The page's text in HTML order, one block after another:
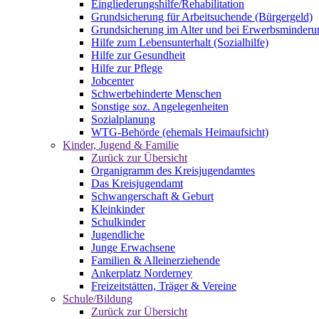
Eingliederungshilfe/Rehabilitation
Grundsicherung für Arbeitsuchende (Bürgergeld)
Grundsicherung im Alter und bei
Hilfe zum Lebensunterhalt (Sozialhilfe)
Hilfe zur Gesundheit
Hilfe zur Pflege
Jobcenter
Schwerbehinderte Menschen
Sonstige soz. Angelegenheiten
Sozialplanung
WTG-Behörde (ehemals Heimaufsicht)
Kinder, Jugend & Familie
Zurück zur Übersicht
Organigramm des Kreisjugendamtes
Das Kreisjugendamt
Schwangerschaft & Geburt
Kleinkinder
Schulkinder
Jugendliche
Junge Erwachsene
Familien & Alleinerziehende
Ankerplatz Norderney
Freizeitstätten, Träger & Vereine
Schule/Bildung
Zurück zur Übersicht